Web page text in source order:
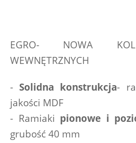
EGRO- NOWA
WEWNĘTRZNYCH
- Solidna konstrukcja-
jakości MDF
- Ramiaki pionowe i
grubość 40 mm